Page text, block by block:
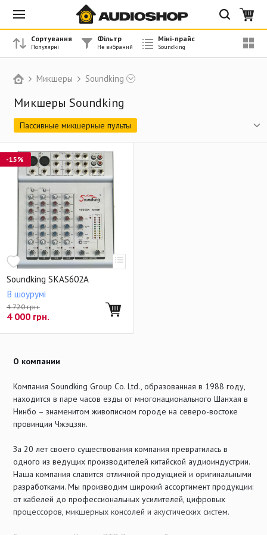
Микшеры Soundking
Микшеры Soundking
Пассивные микшерные пульты
Soundking SKAS602A
В шоурумі
4 720 грн.
4 000 грн.
-15%
Сортування Фільтр Міні-прайс
О компании
Компания Soundking Group Co. Ltd., образованная в 1988 году,
находится в паре часов езды от многонационального Шанхая в
Нинбо – знаменитом живописном городе на северо-востоке
провинции Чжэцзян.
За 20 лет своего существования компания превратилась в
одного из ведущих производителей китайской аудиоиндустрии.
Наша компания славится отличной продукцией и оригинальными
разработками. Мы производим широкий ассортимент продукции:
от кабелей до профессиональных усилителей, цифровых
процессоров, микшерных консолей и акустических систем.